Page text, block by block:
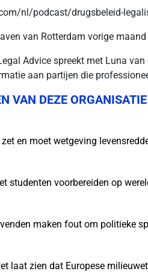
nl/podcast/drugsbeleid-
van Rotterdam vorige
Advice spreekt met Luna
aan partijen die
VAN DEZE ORGANISATIE
en moet wetgeving
studenten voorbereiden op
maken fout om politieke
laat zien dat Europese